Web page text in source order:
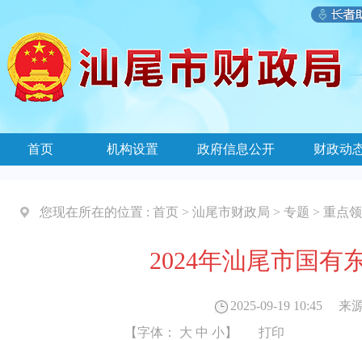
首页 机构设置 政府信息公开 财政动
您现在所在的位置 : 首页 > 汕尾市财政局 > 专题 > 重点
2024年汕尾市国有
2025-09-19 10:45 来
【字体： 大 中 小】 打印